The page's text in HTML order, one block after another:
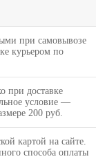
при самовывозе
курьером по
при доставке
условие —
200 руб.
картой на сайте.
способа оплаты